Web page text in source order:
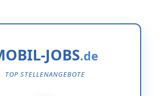
JOBS
TOP STELLENANGEBOTE